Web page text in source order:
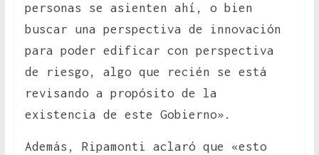
personas se asienten ahí, o bien
buscar una perspectiva de innovación
para poder edificar con perspectiva
de riesgo, algo que recién se está
revisando a propósito de la
existencia de este Gobierno».
Además, Ripamonti aclaró que «esto